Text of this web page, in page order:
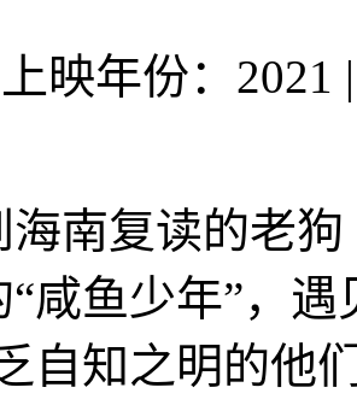
上映年份：2021 |
海南复读的老
咸鱼少年”，
自知之明的他